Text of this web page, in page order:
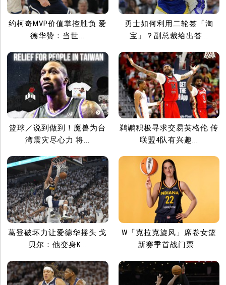
约柯奇MVP价值掌控胜负 爱
德华赞：当世...
勇士如何利用二轮签「淘
宝」？副总裁给出答...
篮球／说到做到！魔兽为台
湾震灾尽心力 将...
鹈鹕积极寻求交易英格伦 传
联盟4队有兴趣...
葛登破坏力让爱德华摇头 戈
贝尔：他变身K...
W「克拉克旋风」席卷女篮
新赛季首战门票...